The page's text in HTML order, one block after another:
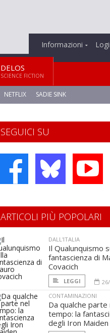
Informazioni
DELOS
SCIENCE FICTION
NETFLIX SADIE SINK
SEGUICI SU
ARTICOLI PIÙ POPOLARI
DALL'ITALIA
Il Qualunquismo
fantascienza di
Covacich
LEGGI
CONTAMINAZIONI
Da qualche parte
tempo: la
degli Iron Maiden